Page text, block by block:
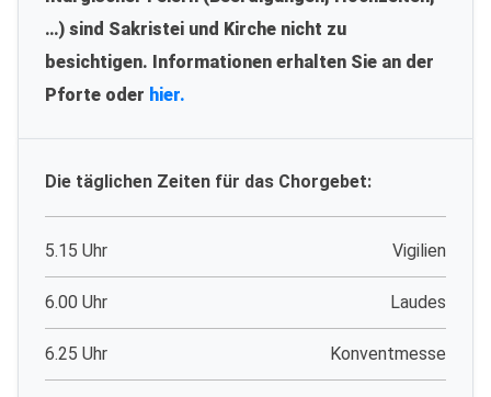
…) sind Sakristei und Kirche nicht zu
besichtigen. Informationen erhalten Sie an der
Pforte oder hier.
Die täglichen Zeiten für das Chorgebet:
5.15 Uhr Vigilien
6.00 Uhr Laudes
6.25 Uhr Konventmesse